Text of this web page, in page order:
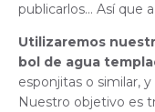
publicarlos… Así que
Utilizaremos
bol de agua
esponjitas o similar,
Nuestro objetivo es